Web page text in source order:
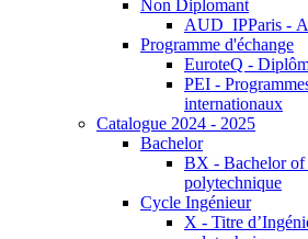
Non Diplomant
AUD_IPParis -
Programme d'échange
EuroteQ -
PEI -
internationaux
Catalogue 2024 - 2025
Bachelor
BX - Bachelor of
polytechnique
Cycle Ingénieur
X - Titre